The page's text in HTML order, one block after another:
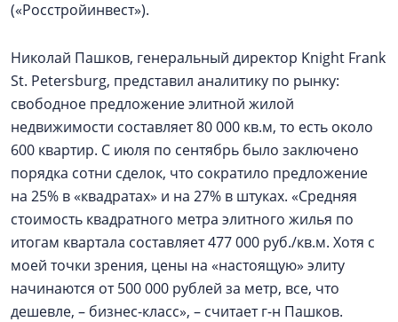
(«Росстройинвест»).
Николай Пашков, генеральный директор Knight Frank
St. Petersburg, представил аналитику по рынку:
свободное предложение элитной жилой
недвижимости составляет 80 000 кв.м, то есть около
600 квартир. С июля по сентябрь было заключено
порядка сотни сделок, что сократило предложение
на 25% в «квадратах» и на 27% в штуках. «Средняя
стоимость квадратного метра элитного жилья по
итогам квартала составляет 477 000 руб./кв.м. Хотя с
моей точки зрения, цены на «настоящую» элиту
начинаются от 500 000 рублей за метр, все, что
дешевле, – бизнес-класс», – считает г-н Пашков.